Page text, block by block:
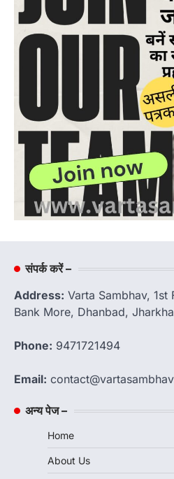
संपर्क करें –
Address: Varta Sambhav,
Bank More, Dhanbad,
Phone: 9471721494
Email:
अन्य पेज –
Home
About Us